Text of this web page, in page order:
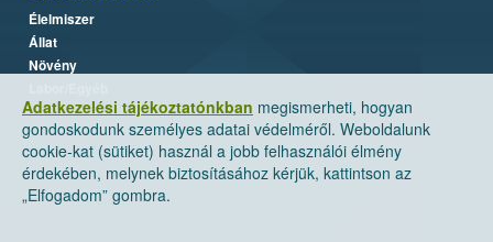
Adatkezelési tájékoztatónkban megismerheti, hogyan
gondoskodunk személyes adatai védelméről. Weboldalunk
cookie-kat (sütiket) használ a jobb felhasználói élmény
érdekében, melynek biztosításához kérjük, kattintson az
„Elfogadom” gombra.
Élelmiszer
Állat
Növény